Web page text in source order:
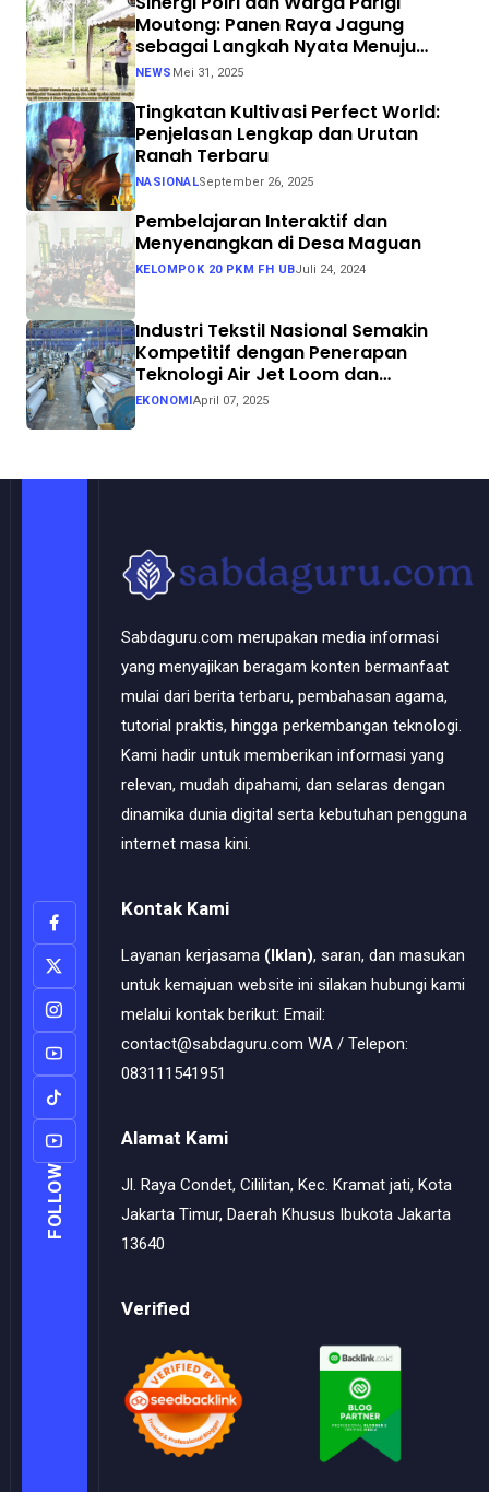
Moutong: Panen Raya Jagung
sebagai Langkah Nyata Menuju
Swasembada Pangan
NEWS Mei 31, 2025
Tingkatan Kultivasi Perfect World:
Penjelasan Lengkap dan Urutan
Ranah Terbaru
NASIONALSeptember 26, 2025
Pembelajaran Interaktif dan
Menyenangkan di Desa Maguan
KELOMPOK 20 PKM FH UBJuli 24, 2024
Industri Tekstil Nasional Semakin
Kompetitif dengan Penerapan
Teknologi Air Jet Loom dan
Continuous Dyeing di CV. Garuda
Solo Perkasa
EKONOMIApril 07, 2025
FOLLOW
Sabdaguru.com merupakan media informasi
yang menyajikan beragam konten bermanfaat
mulai dari berita terbaru, pembahasan agama,
tutorial praktis, hingga perkembangan teknologi.
Kami hadir untuk memberikan informasi yang
relevan, mudah dipahami, dan selaras dengan
dinamika dunia digital serta kebutuhan pengguna
internet masa kini.
Kontak Kami
Layanan kerjasama (Iklan), saran, dan masukan
untuk kemajuan website ini silakan hubungi kami
melalui kontak berikut: Email:
contact@sabdaguru.com WA / Telepon:
083111541951
Alamat Kami
Jl. Raya Condet, Cililitan, Kec. Kramat jati, Kota
Jakarta Timur, Daerah Khusus Ibukota Jakarta
13640
Verified